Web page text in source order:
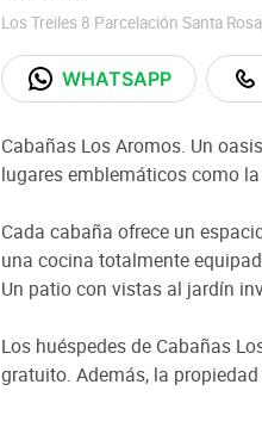
Los Treiles 8 Parcelación Santa Rosa
WHATSAPP
Cabañas Los Aromos. Un
lugares emblemáticos como
Cada cabaña ofrece un
una cocina totalmente
Un patio con vistas al jardín
Los huéspedes de Cabañas
gratuito. Además, la